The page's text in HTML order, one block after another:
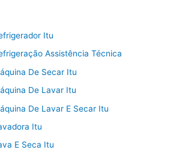
Itu
Assistência Técnica
De Secar Itu
De Lavar Itu
De Lavar E Secar Itu
Itu
E Seca Itu